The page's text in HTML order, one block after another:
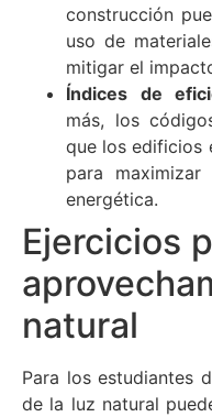
construcción
uso de
mitigar el
Índices de
más, los
que los edificios
para
energética.
Ejercicios
natural
Para los estudiantes
de la luz natural